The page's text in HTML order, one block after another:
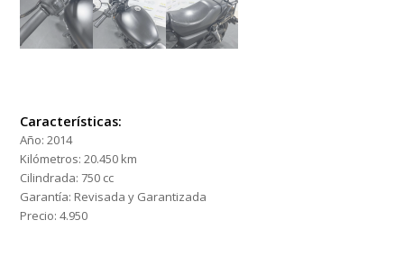
Características:
Año: 2014
Kilómetros: 20.450 km
Cilindrada: 750 cc
Garantía: Revisada y Garantizada
Precio: 4.950